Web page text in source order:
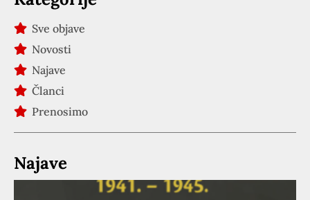
Sve objave
Novosti
Najave
Članci
Prenosimo
Najave